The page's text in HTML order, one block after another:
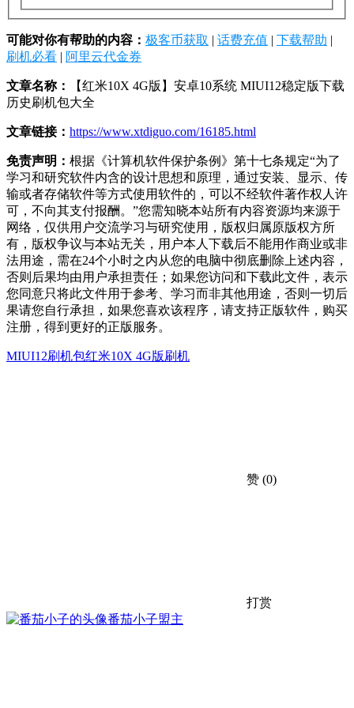
可能对你有帮助的内容： 极客币获取 | 话费充值 | 下载帮助 |
刷机必看 | 阿里云代金券
文章名称：
【红米10X 4G版】安卓10系统 MIUI12稳定版下载
历史刷机包大全
文章链接： https://www.xtdiguo.com/16185.html
免责声明： 根据《计算机软件保护条例》第十七条规定“为了
学习和研究软件内含的设计思想和原理，通过安装、显示、传
输或者存储软件等方式使用软件的，可以不经软件著作权人许
可，不向其支付报酬。”您需知晓本站所有内容资源均来源于
网络，仅供用户交流学习与研究使用，版权归属原版权方所
有，版权争议与本站无关，用户本人下载后不能用作商业或非
法用途，需在24个小时之内从您的电脑中彻底删除上述内容，
否则后果均由用户承担责任；如果您访问和下载此文件，表示
您同意只将此文件用于参考、学习而非其他用途，否则一切后
果请您自行承担，如果您喜欢该程序，请支持正版软件，购买
注册，得到更好的正版服务。
MIUI12刷机包红米10X 4G版刷机
赞 (0)
打赏
番茄小子盟主